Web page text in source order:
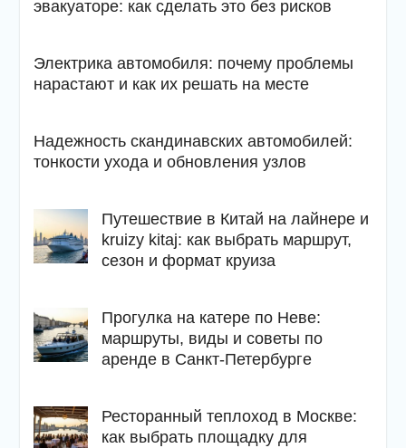
эвакуаторе: как сделать это без рисков
Электрика автомобиля: почему проблемы
нарастают и как их решать на месте
Надежность скандинавских автомобилей:
тонкости ухода и обновления узлов
Путешествие в Китай на лайнере и
kruizy kitaj: как выбрать маршрут,
сезон и формат круиза
Прогулка на катере по Неве:
маршруты, виды и советы по
аренде в Санкт-Петербурге
Ресторанный теплоход в Москве:
как выбрать площадку для